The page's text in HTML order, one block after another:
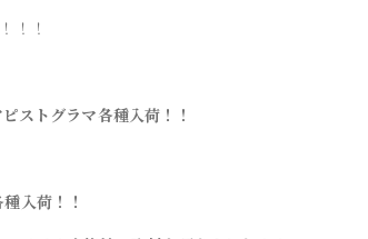
！！
ストグラマ各種入荷！！
入荷！！